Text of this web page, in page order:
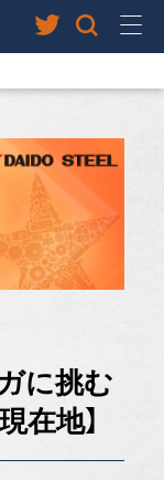
に挑む
在地】